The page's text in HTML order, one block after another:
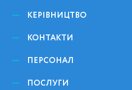
КЕРІВНИЦТВО
КОНТАКТИ
ПЕРСОНАЛ
ПОСЛУГИ